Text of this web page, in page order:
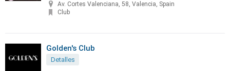
Av. Cortes Valenciana, 58, Valencia, Spain
Club
Golden's Club
Detalles